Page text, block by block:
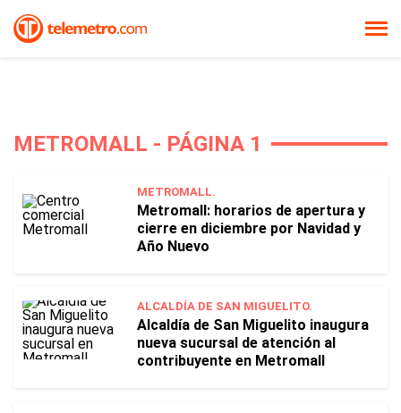
METROMALL - PÁGINA 1
METROMALL.
Metromall: horarios de apertura y
cierre en diciembre por Navidad y
Año Nuevo
ALCALDÍA DE SAN MIGUELITO.
Alcaldía de San Miguelito inaugura
nueva sucursal de atención al
contribuyente en Metromall